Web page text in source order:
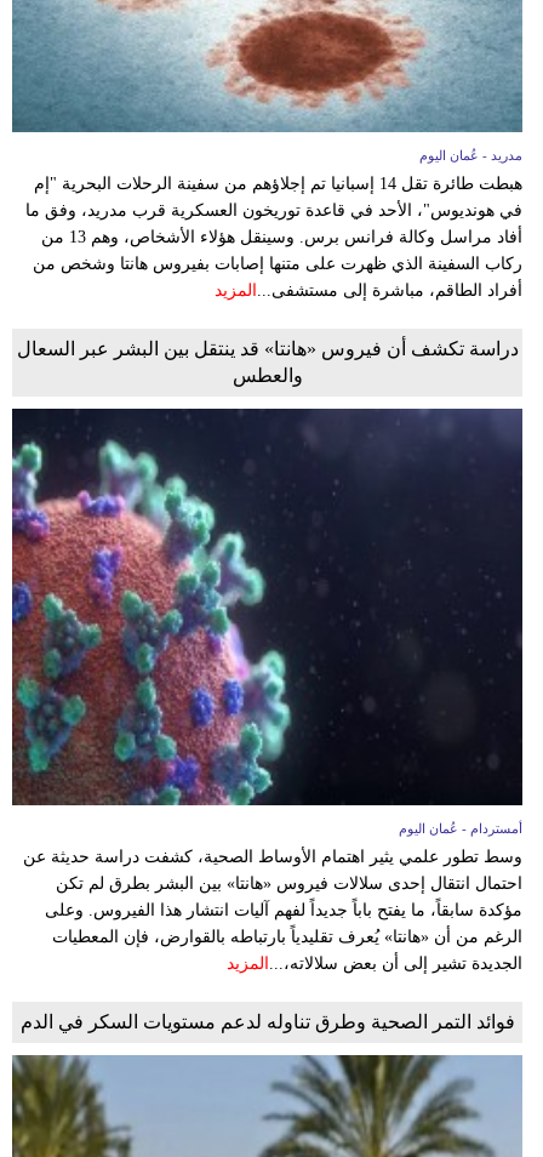
مدريد - عُمان اليوم
هبطت طائرة تقل 14 إسبانيا تم إجلاؤهم من سفينة الرحلات البحرية "إم
في هونديوس"، الأحد في قاعدة توريخون العسكرية قرب مدريد، وفق ما
أفاد مراسل وكالة فرانس برس. وسينقل هؤلاء الأشخاص، وهم 13 من
ركاب السفينة الذي ظهرت على متنها إصابات بفيروس هانتا وشخص من
أفراد الطاقم، مباشرة إلى مستشفى... المزيد
دراسة تكشف أن فيروس «هانتا» قد ينتقل بين البشر عبر السعال
والعطس
أمستردام - عُمان اليوم
وسط تطور علمي يثير اهتمام الأوساط الصحية، كشفت دراسة حديثة عن
احتمال انتقال إحدى سلالات فيروس «هانتا» بين البشر بطرق لم تكن
مؤكدة سابقاً، ما يفتح باباً جديداً لفهم آليات انتشار هذا الفيروس. وعلى
الرغم من أن «هانتا» يُعرف تقليدياً بارتباطه بالقوارض، فإن المعطيات
الجديدة تشير إلى أن بعض سلالاته،...
المزيد
فوائد التمر الصحية وطرق تناوله لدعم مستويات السكر في الدم